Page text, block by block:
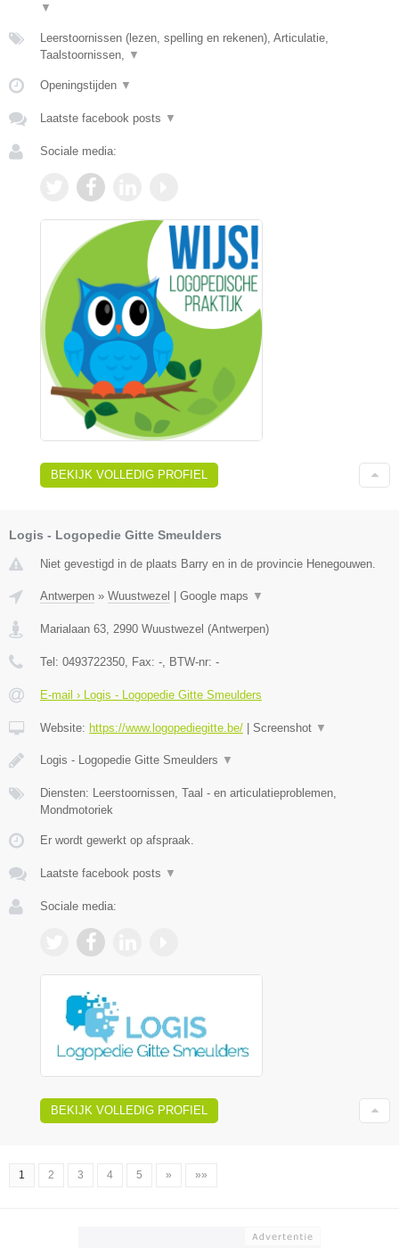
▼
Leerstoornissen (lezen, spelling en rekenen), Articulatie,
Taalstoornissen, ▼
Openingstijden ▼
Laatste facebook posts ▼
Sociale media:
BEKIJK VOLLEDIG PROFIEL
Logis - Logopedie Gitte Smeulders
Niet gevestigd in de plaats Barry en in de provincie Henegouwen.
Antwerpen » Wuustwezel Google maps ▼
Marialaan 63, 2990 Wuustwezel (Antwerpen)
Tel: 0493722350, Fax: -, BTW-nr: -
E-mail › Logis - Logopedie Gitte Smeulders
Website: https://www.logopediegitte.be/ Screenshot ▼
Logis - Logopedie Gitte Smeulders ▼
Diensten: Leerstoornissen, Taal - en articulatieproblemen,
Mondmotoriek
Er wordt gewerkt op afspraak.
Laatste facebook posts ▼
Sociale media:
BEKIJK VOLLEDIG PROFIEL
1 2 3 4 5 » »»